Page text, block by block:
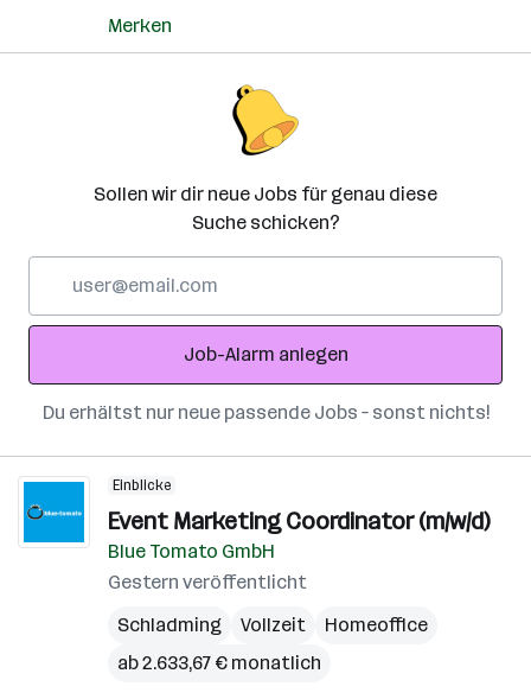
Merken
Sollen wir dir neue Jobs für genau diese
Suche schicken?
Adresse
Job-Alarm anlegen
Du erhältst nur neue passende Jobs – sonst nichts!
Einblicke
Event Mar­ke­ting Coor­di­na­tor (m/w/d)
Blue Tomato GmbH
Gestern veröffentlicht
Schladming
Vollzeit
Homeoffice
ab 2.633,67 € monatlich